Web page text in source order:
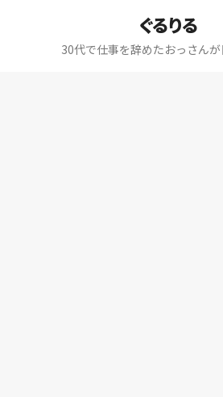
ぐるりる
30代で仕事を辞めたおっさん